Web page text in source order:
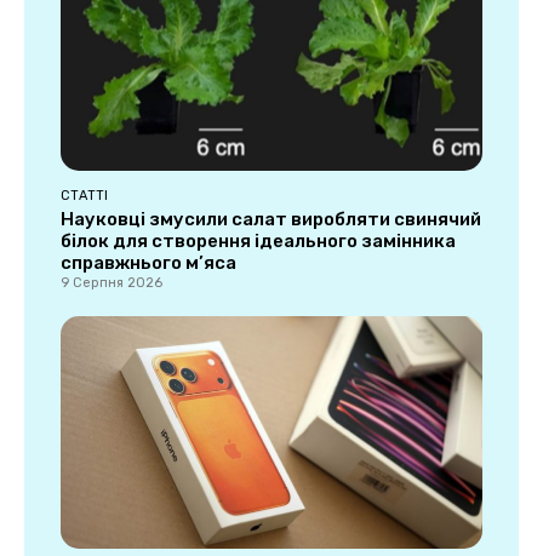
СТАТТІ
Науковці змусили салат виробляти свинячий
білок для створення ідеального замінника
справжнього м’яса
9 Серпня 2026